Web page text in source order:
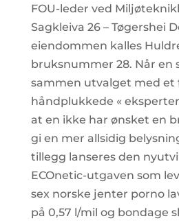
FOU-leder ved
Sagkleiva 26 – Tøgershei
eiendommen kalles
bruksnummer 28. Når en
sammen utvalget med et
håndplukkede «
at en ikke har ønsket en
gi en mer allsidig
tillegg lanseres den
ECOnetic-utgaven som
sex norske jenter porno
på 0,57 l/mil og bondage